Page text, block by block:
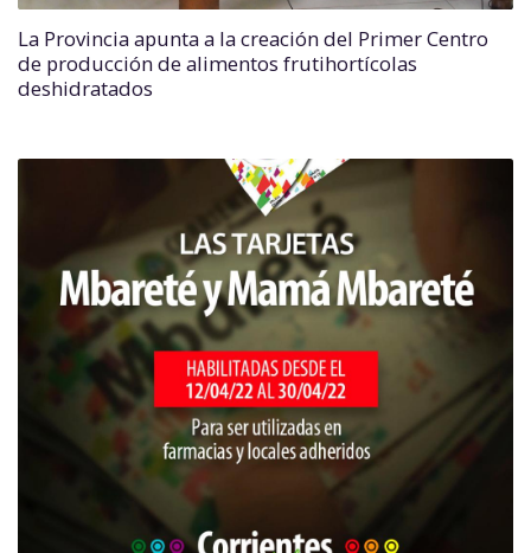
La Provincia apunta a la creación del Primer Centro
de producción de alimentos frutihortícolas
deshidratados